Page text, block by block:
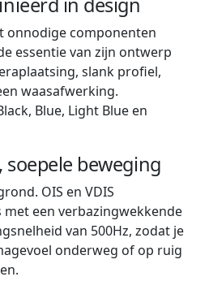
onnodige componenten
essentie van zijn ontwerp
slank profiel,
waasafwerking.
Blue, Light Blue en
soepele beweging
OIS en VDIS
met een verbazingwekkende
van 500Hz, zodat je
onderweg of op ruig